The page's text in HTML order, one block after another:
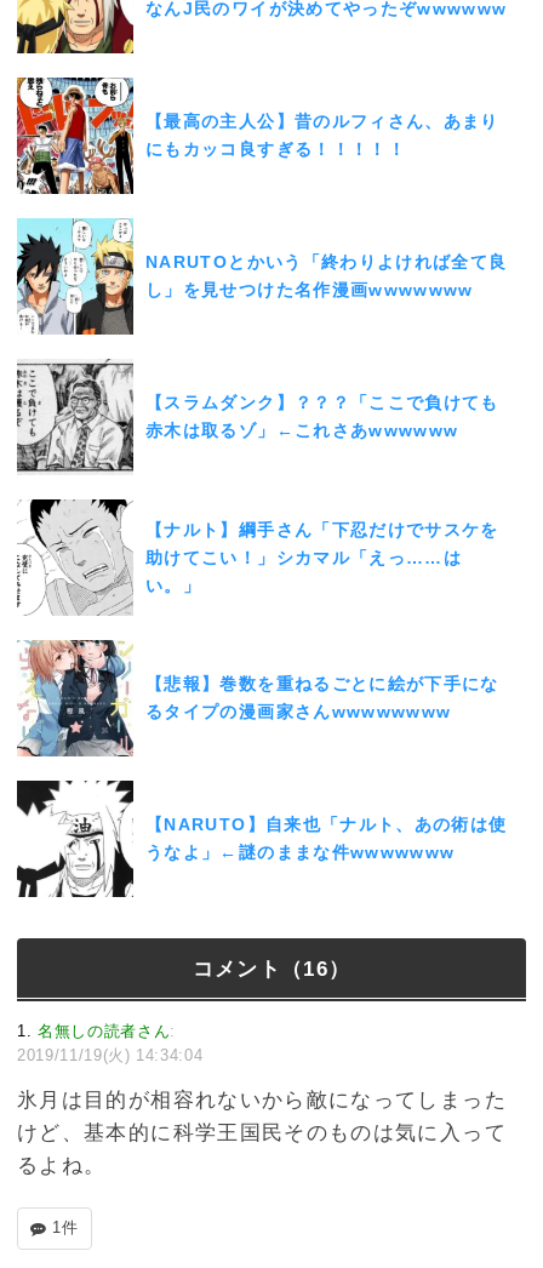
なんJ民のワイが決めてやったぞwwwwww
【最高の主人公】昔のルフィさん、あまり
にもカッコ良すぎる！！！！！
NARUTOとかいう「終わりよければ全て良
し」を見せつけた名作漫画wwwwwww
【スラムダンク】？？？「ここで負けても
赤木は取るゾ」←これさあwwwwww
【ナルト】綱手さん「下忍だけでサスケを
助けてこい！」シカマル「えっ……は
い。」
【悲報】巻数を重ねるごとに絵が下手にな
るタイプの漫画家さんwwwwwwww
【NARUTO】自来也「ナルト、あの術は使
うなよ」←謎のままな件wwwwwww
コメント（16）
1 名無しの読者さん:
2019/11/19(火) 14:34:04
氷月は目的が相容れないから敵になってしまった
けど、基本的に科学王国民そのものは気に入って
るよね。
1件